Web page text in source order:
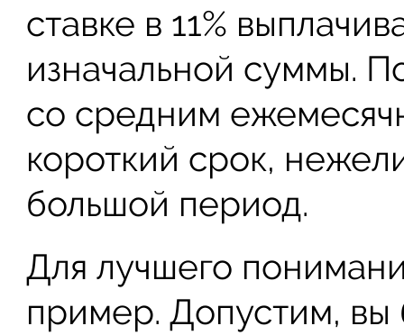
ставке в 11%
изначальной суммы.
со средним
короткий срок,
большой период.
Для лучшего
пример. Допустим, вы